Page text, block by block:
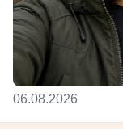
06.08.2026